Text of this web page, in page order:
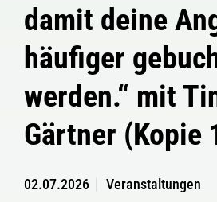
damit deine
häufiger
werden.“ mit
Gärtner (Kopie
02.07.2026 Veranstaltungen